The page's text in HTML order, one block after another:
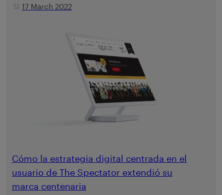
17 March 2022
Cómo la estrategia digital centrada en el
usuario de The Spectator extendió su
marca centenaria